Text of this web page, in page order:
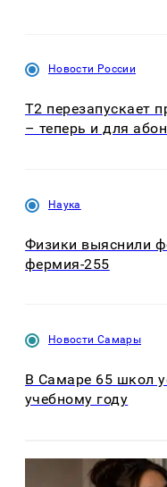
Новости России
Т2 перезапускает
– теперь и для
Наука
Физики выяснили
фермия-255
Новости Самары
В Самаре 65 школ
учебному году